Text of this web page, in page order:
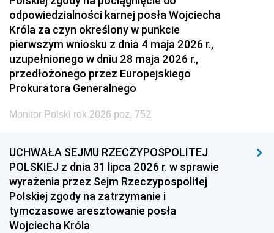
odpowiedzialności karnej posła Wojciecha
Króla za czyn określony w punkcie
pierwszym wniosku z dnia 4 maja 2026 r.,
uzupełnionego w dniu 28 maja 2026 r.,
przedłożonego przez Europejskiego
Prokuratora Generalnego
Monitor Polski rok 2026 poz. 752
UCHWAŁA SEJMU RZECZYPOSPOLITEJ
POLSKIEJ z dnia 31 lipca 2026 r. w sprawie
wyrażenia przez Sejm Rzeczypospolitej
Polskiej zgody na zatrzymanie i
tymczasowe aresztowanie posła
Wojciecha Króla